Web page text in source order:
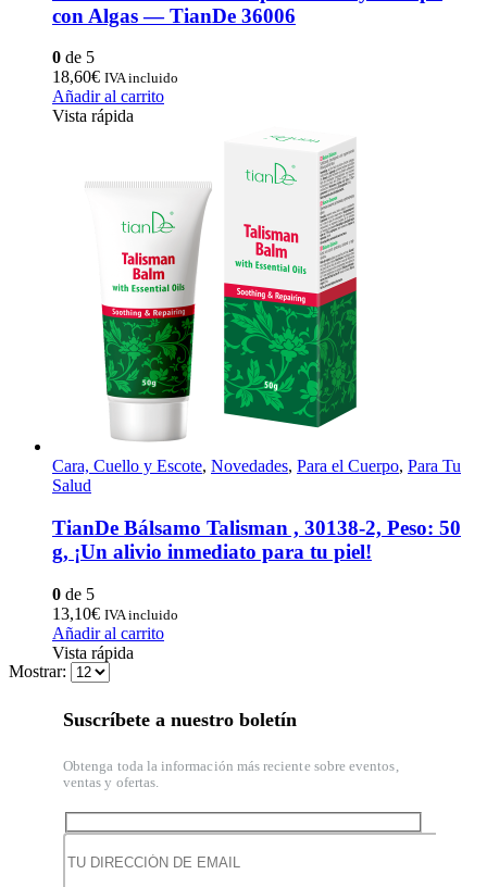
con Algas — TianDe 36006
0 de 5
18,60€ IVA incluido
Añadir al carrito
Vista rápida
Cara, Cuello y Escote, Novedades, Para el Cuerpo, Para Tu
Salud
TianDe Bálsamo Talisman , 30138-2, Peso: 50
g, ¡Un alivio inmediato para tu piel!
0 de 5
13,10€ IVA incluido
Añadir al carrito
Vista rápida
Mostrar:
Suscríbete a nuestro boletín
Obtenga toda la información más reciente sobre eventos,
ventas y ofertas.